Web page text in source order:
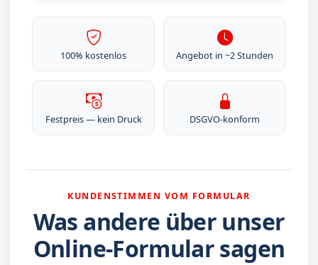
100% kostenlos Angebot in ~2 Stunden
Festpreis — kein Druck DSGVO-konform
KUNDENSTIMMEN VOM FORMULAR
Was andere über unser
Online-Formular sagen